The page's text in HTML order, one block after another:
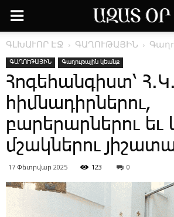
ԳԼԽԱՒՈՐ ԷՋ ԳԱՂՈՒԹԱՅԻՆ
ԳԱՂՈՒԹԱՅԻՆ Գաղութային կեանք
­Հոգեհանգիստ՝
հիմնադիրներու,
բարերարներու
մշակներու
17 Փետրվար 2025 123 0